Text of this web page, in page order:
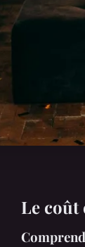
Le coût